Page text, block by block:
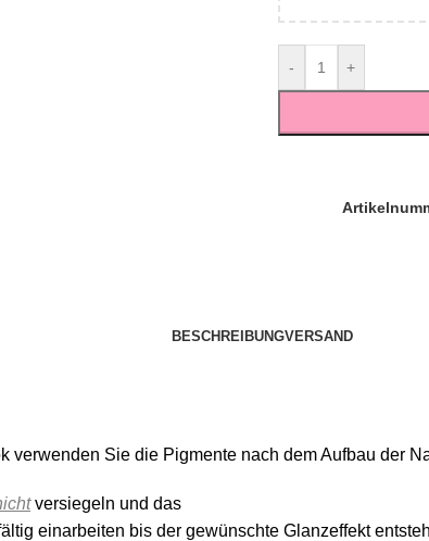
- +
BESCHREIBUNGVERSAND
verwenden Sie die Pigmente nach dem Aufbau der
versiegeln und das
einarbeiten bis der gewünschte Glanzeffekt